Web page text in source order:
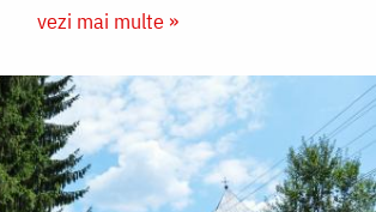
vezi mai multe »